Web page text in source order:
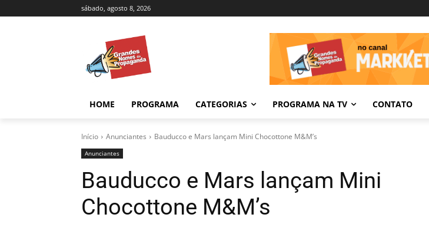
sábado, agosto 8, 2026
HOME PROGRAMA CATEGORIAS PROGRAMA NA TV CONTATO
Início Anunciantes Bauducco e Mars lançam Mini Chocottone M&M’s
Anunciantes
Bauducco e Mars lançam Mini
Chocottone M&M’s